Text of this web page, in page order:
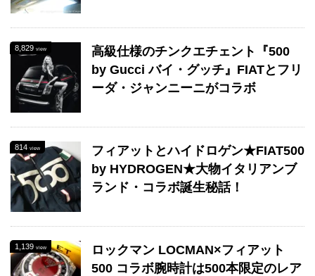
8,829 view
高級仕様のチンクエチェント『500
by Gucci バイ・グッチ』FIATとフリ
ーダ・ジャンニーニがコラボ
814 view
フィアットとハイドロゲン★FIAT500
by HYDROGEN★大物イタリアンブ
ランド・コラボ誕生秘話！
1,139 view
ロックマン LOCMAN×フィアット
500 コラボ腕時計は500本限定のレア